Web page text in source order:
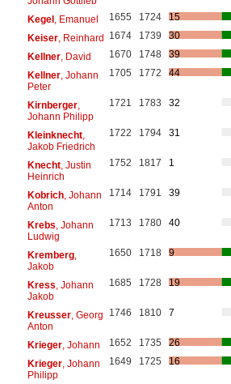
Kegel, Emanuel 1655 1724
15
Keiser, Reinhard 1674 1739
30
Kellner, David 1670 1748
39
Kellner, Johann
Peter
1705 1772 44
Kirnberger,
Johann Philipp
1721 1783 32
Kleinknecht,
Jakob Friedrich
1722 1794 31
Knecht, Justin
Heinrich
1752 1817 1
Kobrich, Johann
Anton
1714 1791 39
Krebs , Johann
Ludwig
1713 1780 40
Kremberg,
Jakob
1650 1718 9
Kress , Johann
Jakob
1685 1728 19
Kreusser, Georg
Anton
1746 1810 7
Krieger, Johann 1652 1735
26
Krieger, Johann
Philipp
1649 1725 16